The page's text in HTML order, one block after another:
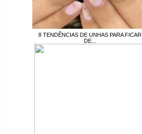
8 TENDÊNCIAS DE UNHAS PARA FICAR
DE...